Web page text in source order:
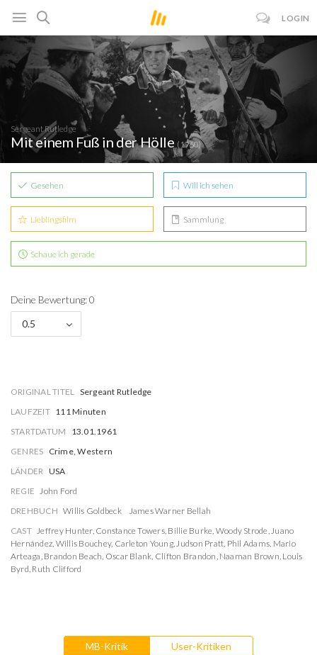
LOGIN
Sergeant Rutledge
Mit einem Fuß in der Hölle (1960)
Gesehen Will ich sehen
Lieblingsfilm Sammlung
Schaue ich gerade
Deine Bewertung: 0
0.5
ORIGINAL TITEL Sergeant Rutledge
LAUFZEIT 111 Minuten
STARTDATUM
13.01.1961
GENRES Crime, Western
LÄNDER USA
REGIE John Ford
DREHBUCH Willis Goldbeck
James Warner Bellah
CAST Jeffrey Hunter, Constance Towers, Billie Burke, Woody Strode,Juano
Hernández, Willis Bouchey, Carleton Young,Judson Pratt, Phil Adams, Mario
Arteaga, Brandon Beach, Oscar Blank, Clifton Brandon, Naaman Brown, Louis
Byrd, Ruth Clifford
MB-Kritik User-Kritiken